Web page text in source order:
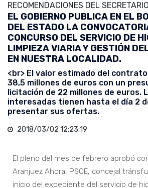
RECOMENDACIONES DEL
EL GOBIERNO PUBLICA EN EL
DEL ESTADO LA
CONCURSO DEL SERVICIO DE
LIMPIEZA VIARIA Y GESTIÓN
EN NUESTRA LOCALIDAD.
<br> El valor estimado del
38,5 millones de euros con un
licitación de 22 millones de euros.
interesadas tienen hasta el día 2
presentar sus ofertas.
2018/03/02 12:23:19
El pleno del mes de febrero aprobó
Aranjuez Ahora, PSOE, concejal
inicio del expediente del servicio de